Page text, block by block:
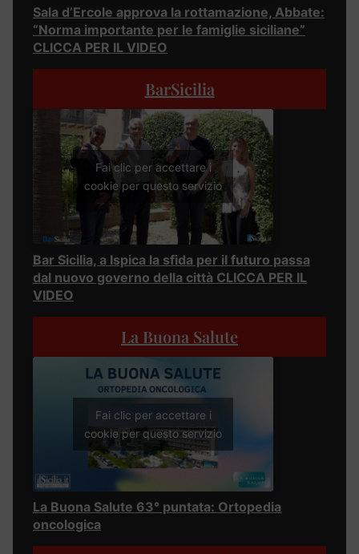
Sala d’Ercole approva la rottamazione, Abbate:
“Norma importante per le famiglie siciliane”
CLICCA PER IL VIDEO
BarSicilia
Fai clic per accettare i
cookie per questo servizio
Bar Sicilia, a Ispica la sfida per il futuro passa
dal nuovo governo della città CLICCA PER IL
VIDEO
La Buona Salute
Fai clic per accettare i
cookie per questo servizio
La Buona Salute 63° puntata: Ortopedia
oncologica